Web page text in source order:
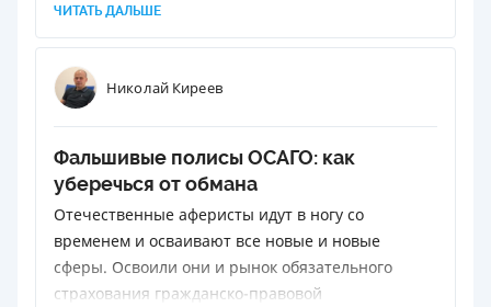
страховщики приходят, чтобы вернуть потери.
Это называется «право регрессного иска» и
закреплено законодательно.
ЧИТАТЬ ДАЛЬШЕ
Николай Киреев
Фальшивые полисы ОСАГО: как
уберечься от обмана
Отечественные аферисты идут в ногу со
временем и осваивают все новые и новые
сферы. Освоили они и рынок обязательного
страхования гражданско-правовой